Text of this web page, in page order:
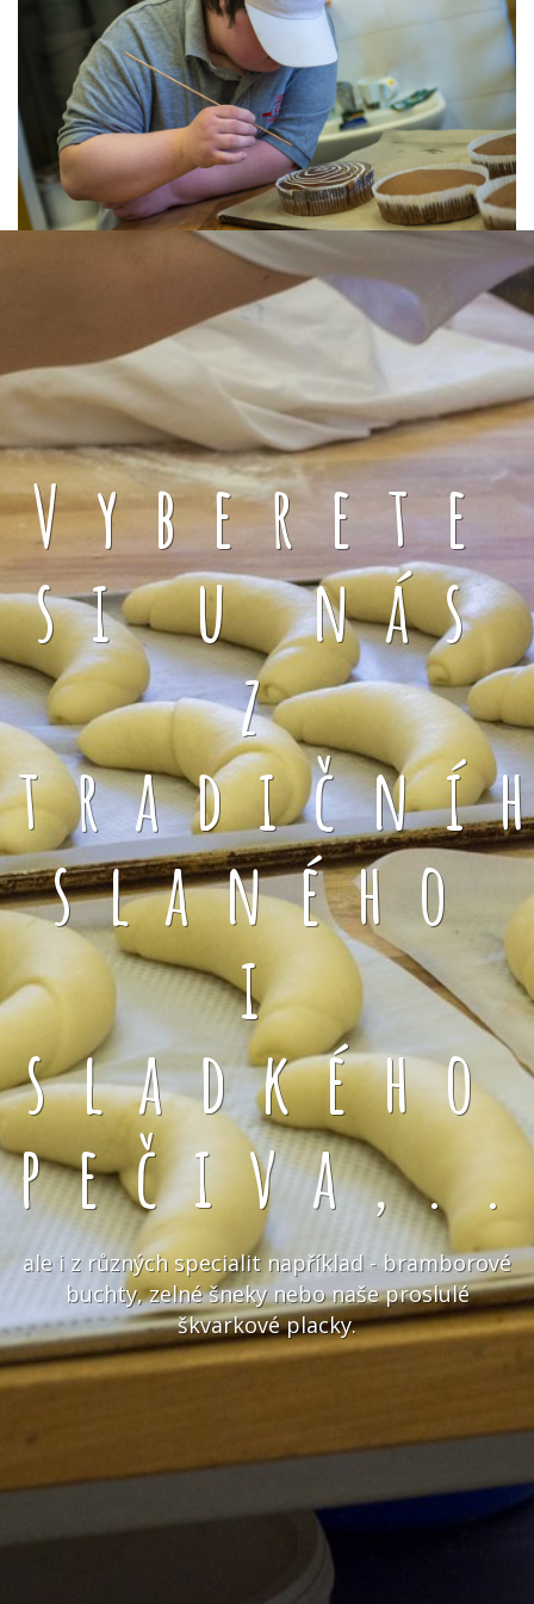
Vyberete
si u nás
z
slaného
i
sladkého
ale i z různých specialit například - bramborové
buchty, zelné šneky nebo naše proslulé
škvarkové placky.